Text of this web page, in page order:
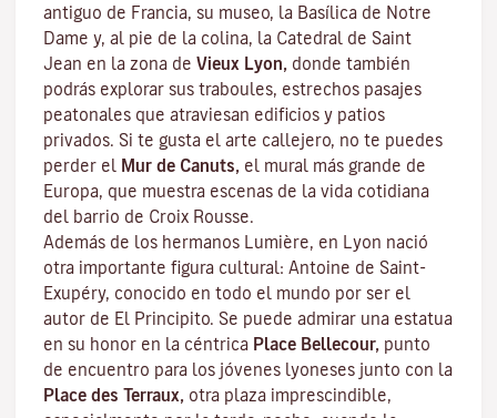
antiguo de Francia, su museo, la Basílica de Notre
Dame y, al pie de la colina, la Catedral de Saint
Jean en la zona de Vieux Lyon, donde también
podrás explorar sus traboules, estrechos pasajes
peatonales que atraviesan edificios y patios
privados. Si te gusta el arte callejero, no te puedes
perder el Mur de Canuts, el mural más grande de
Europa, que muestra escenas de la vida cotidiana
del barrio de Croix Rousse.
Además de los hermanos Lumière, en Lyon nació
otra importante figura cultural: Antoine de Saint-
Exupéry, conocido en todo el mundo por ser el
autor de El Principito. Se puede admirar una estatua
en su honor en la céntrica Place Bellecour, punto
de encuentro para los jóvenes lyoneses junto con la
Place des Terraux, otra plaza imprescindible,